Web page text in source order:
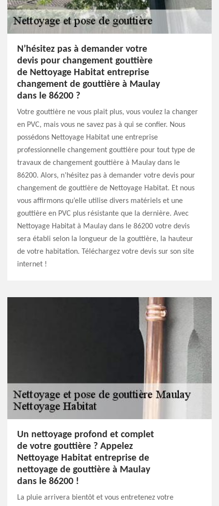
N’hésitez pas à demander votre
devis pour changement gouttière
de Nettoyage Habitat entreprise
changement de gouttière à Maulay
dans le 86200 ?
Votre gouttière ne vous plait plus, vous voulez la changer
en PVC, mais vous ne savez pas à qui se confier. Nous
possédons Nettoyage Habitat une entreprise
professionnelle changement gouttière pour tout type de
travaux de changement gouttière à Maulay dans le
86200. Alors, n’hésitez pas à demander votre devis pour
changement de gouttière de Nettoyage Habitat. Et nous
vous affirmons qu’elle utilise divers matériels et une
gouttière en PVC plus résistante que la dernière. Avec
Nettoyage Habitat à Maulay dans le 86200 votre devis
sera établi selon la longueur de la gouttière, la hauteur
de votre habitation. Téléchargez votre devis sur son site
internet !
Un nettoyage profond et complet
de votre gouttière ? Appelez
Nettoyage Habitat entreprise de
nettoyage de gouttière à Maulay
dans le 86200 !
La pluie arrivera bientôt et vous entretenez votre